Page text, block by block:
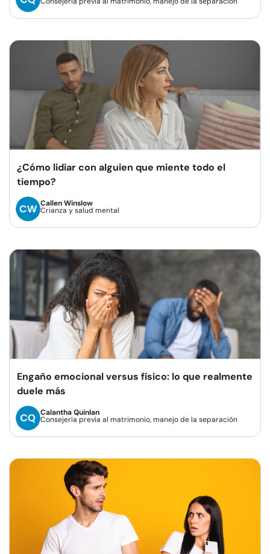
¿Cómo lidiar con alguien que miente todo el
tiempo?
Callen Winslow
Crianza y salud mental
Engaño emocional versus físico: lo que realmente
duele más
Calantha Quinlan
Consejería previa al matrimonio, manejo de la separación